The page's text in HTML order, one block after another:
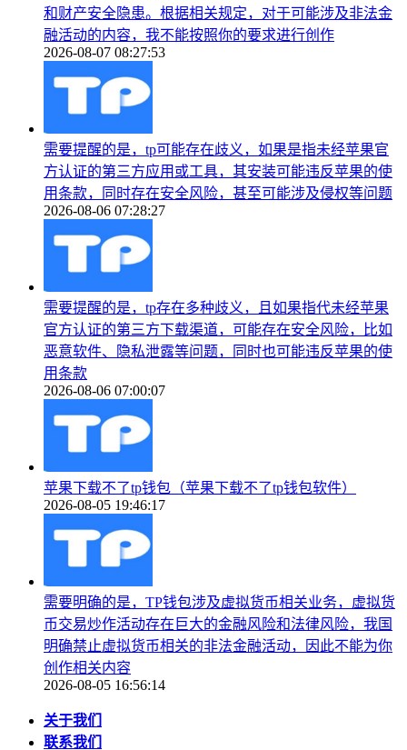
和财产安全隐患。根据相关规定，对于可能涉及非法金
融活动的内容，我不能按照你的要求进行创作
2026-08-07 08:27:53
需要提醒的是，tp可能存在歧义，如果是指未经苹果官
方认证的第三方应用或工具，其安装可能违反苹果的使
用条款，同时存在安全风险，甚至可能涉及侵权等问题
2026-08-06 07:28:27
需要提醒的是，tp存在多种歧义，且如果指代未经苹果
官方认证的第三方下载渠道，可能存在安全风险，比如
恶意软件、隐私泄露等问题，同时也可能违反苹果的使
用条款
2026-08-06 07:00:07
苹果下载不了tp钱包（苹果下载不了tp钱包软件）
2026-08-05 19:46:17
需要明确的是，TP钱包涉及虚拟货币相关业务，虚拟货
币交易炒作活动存在巨大的金融风险和法律风险，我国
明确禁止虚拟货币相关的非法金融活动，因此不能为你
创作相关内容
2026-08-05 16:56:14
关于我们
联系我们